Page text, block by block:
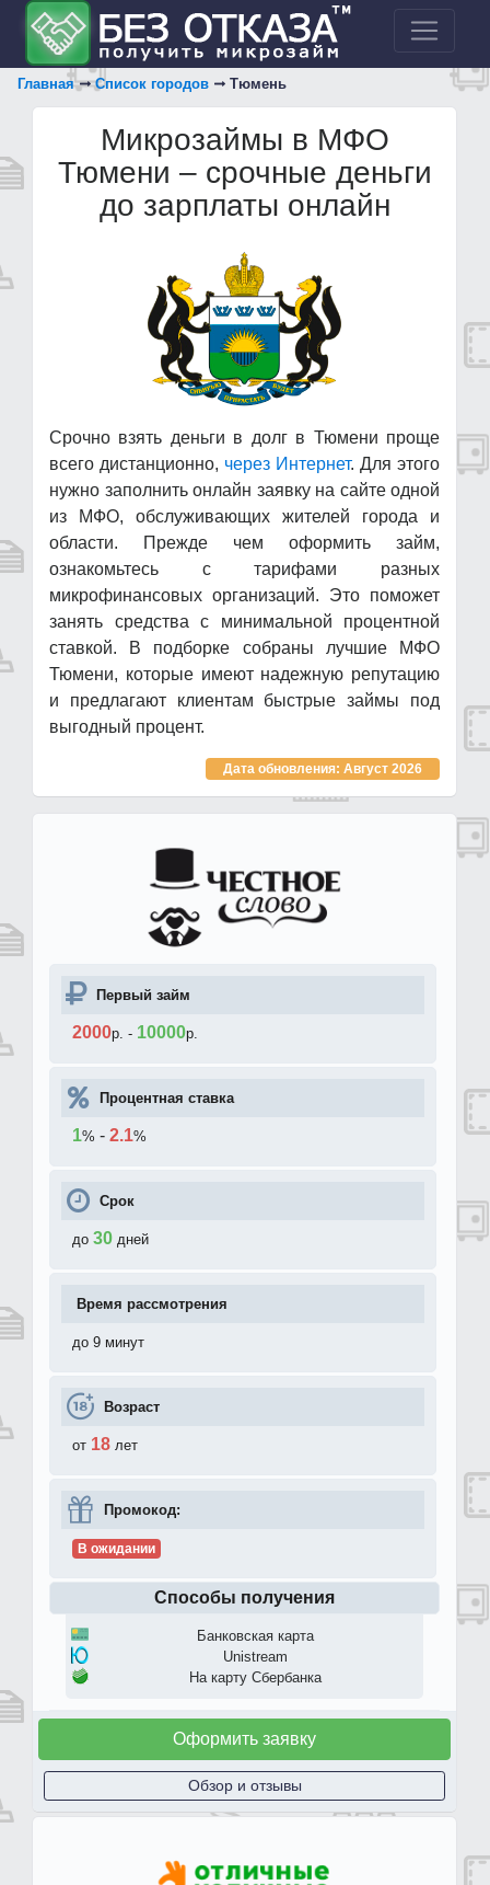
Главная Список городов Тюмень
Микрозаймы в МФО
Тюмени – срочные деньги
до зарплаты онлайн
Срочно взять деньги в долг в Тюмени проще
всего дистанционно, через Интернет. Для этого
нужно заполнить онлайн заявку на сайте одной
из МФО, обслуживающих жителей города и
области. Прежде чем оформить займ,
ознакомьтесь с тарифами разных
микрофинансовых организаций. Это поможет
занять средства с минимальной процентной
ставкой. В подборке собраны лучшие МФО
Тюмени, которые имеют надежную репутацию
и предлагают клиентам быстрые займы под
выгодный процент.
Дата обновления: Август 2026
Первый займ
2000р. - 10000р.
Процентная ставка
1% - 2.1%
Срок
до 30 дней
Время рассмотрения
до 9 минут
Возраст
от 18 лет
Промокод:
В ожидании
Способы получения
Банковская карта
Unistream
На карту Сбербанка
Оформить заявку
Обзор и отзывы